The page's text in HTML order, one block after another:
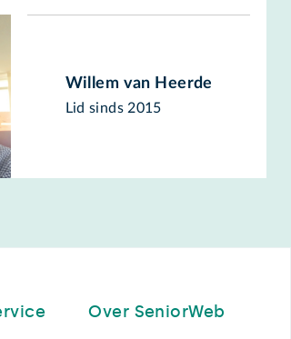
Willem van Heerde
Lid sinds 2015
Over SeniorWeb